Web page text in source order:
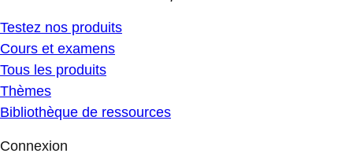
Testez nos produits
Cours et examens
Tous les produits
Thèmes
Bibliothèque de ressources
Connexion